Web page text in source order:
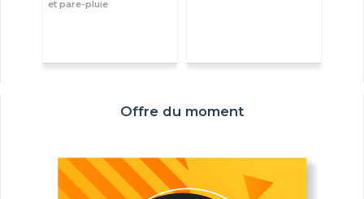
et pare-pluie
Offre du moment